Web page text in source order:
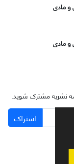
و مادی
و مادی
نشریه مشترک شوید.
اشتراک